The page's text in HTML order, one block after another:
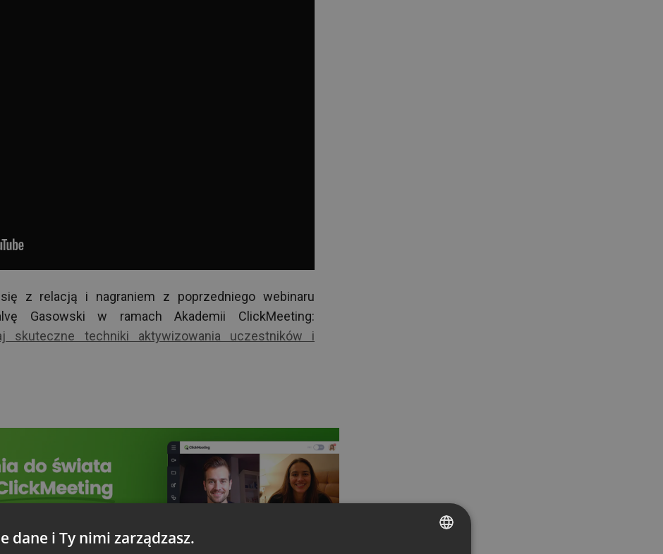
z relacją i nagraniem z poprzedniego webinaru
Gasowski w ramach Akademii ClickMeeting:
skuteczne techniki aktywizowania uczestników i
dane i Ty nimi zarządzasz.